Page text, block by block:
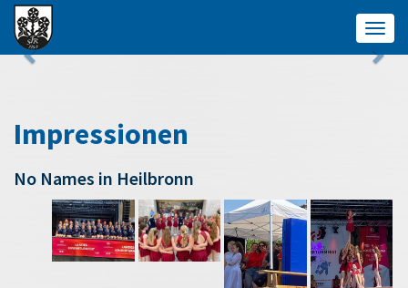
Impressionen
No Names in Heilbronn